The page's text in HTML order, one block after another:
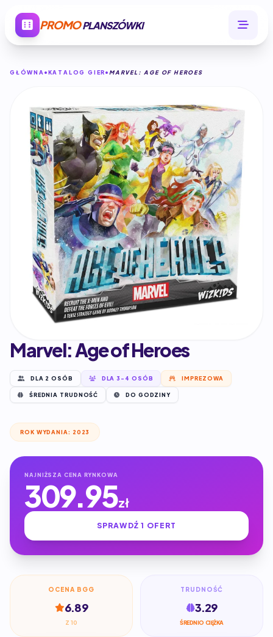
PROMOPLANSZÓWKI
GŁÓWNA KATALOG GIER MARVEL: AGE OF HEROES
Marvel: Age of Heroes
DLA 2 OSÓB DLA 3-4 OSÓB IMPREZOWA
ŚREDNIA TRUDNOŚĆ DO GODZINY
ROK WYDANIA: 2023
NAJNIŻSZA CENA RYNKOWA
309.95zł
SPRAWDŹ 1 OFERT
OCENA BGG
6.89
Z 10
TRUDNOŚĆ
3.29
ŚREDNIO CIĘŻKA